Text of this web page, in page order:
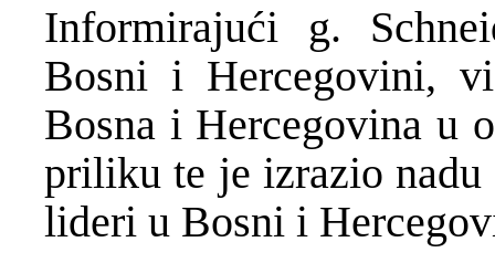
Informirajući g.
Bosni i Hercegovini,
Bosna i Hercegovina u
priliku te je izrazio
lideri u Bosni i